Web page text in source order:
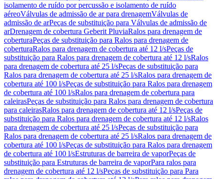
isolamento de ruído por percussão e isolamento de ruído
aéreoVálvulas de admissão de ar para drenagemVálvulas de
admissão de arPeças de substituição para Válvulas de admissão de
arDrenagem de cobertura Geberit PluviaRalos para drenagem de
coberturaPeças de substituição para Ralos para drenagem de
coberturaRalos para drenagem de cobertura até 12 l/sPeças de
substituição para Ralos para drenagem de cobertura até 12 l/sRalos
para drenagem de cobertura até 25 l/sPeças de substituição para
Ralos para drenagem de cobertura até 25 l/sRalos para drenagem de
cobertura até 100 l/sPeças de substituição para Ralos para drenagem
de cobertura até 100 l/sRalos para drenagem de cobertura para
caleirasPeças de substituição para Ralos para drenagem de cobertura
para caleirasRalos para drenagem de cobertura até 12 l/sPeças de
substituição para Ralos para drenagem de cobertura até 12 l/sRalos
para drenagem de cobertura até 25 l/sPeças de substituição para
Ralos para drenagem de cobertura até 25 l/sRalos para drenagem de
cobertura até 100 l/sPeças de substituição para Ralos para drenagem
de cobertura até 100 l/sEstruturas de barreira de vaporPeças de
substituição para Estruturas de barreira de vaporPara ralos para
drenagem de cobertura até 12 l/sPeças de substituição para Para